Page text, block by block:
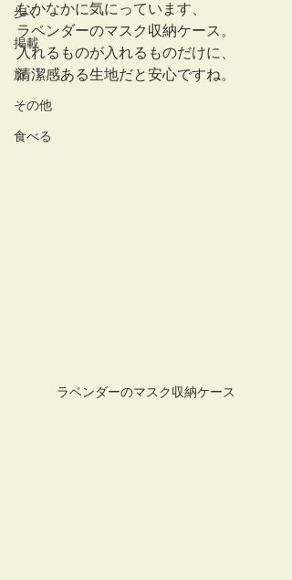
歩く
掲載
旅
その他
食べる
なかなかに気にっています、
ラベンダーのマスク収納ケース。
入れるものが入れるものだけに、
清潔感ある生地だと安心ですね。
ラベンダーのマスク収納ケース